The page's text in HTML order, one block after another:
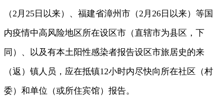
（2月25日以来）、福建省漳州市（2月26日以来）等国
内疫情中高风险地区所在设区市（直辖市为县区，下
同）、以及有本土阳性感染者报告设区市旅居史的来
（返）镇人员，应在抵镇12小时内尽快向所在社区（村
委）和单位（或所住宾馆）报告。